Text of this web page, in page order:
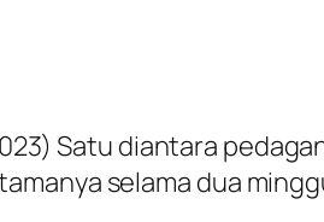
Satu diantara
selama dua